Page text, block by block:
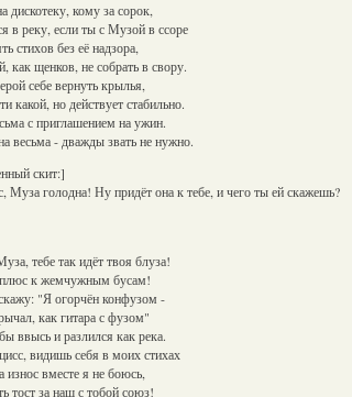
дискотеку, кому за сорок,
в реку, если ты с Музой в ссоре
стихов без её надзора,
как щенков, не собрать в свору.
себе вернуть крылья,
какой, но действует стабильно.
с приглашением на ужин.
весьма - дважды звать не нужно.
скит:]
Муза голодна! Ну придёт она к тебе, и чего ты ей скажешь?
тебе так идёт твоя блуза!
к жемчужным бусам!
"Я огорчён конфузом -
как гитара с фузом"
ввысь и разлился как река.
видишь себя в моих стихах
износ вместе я не боюсь,
тост за наш с тобой союз!